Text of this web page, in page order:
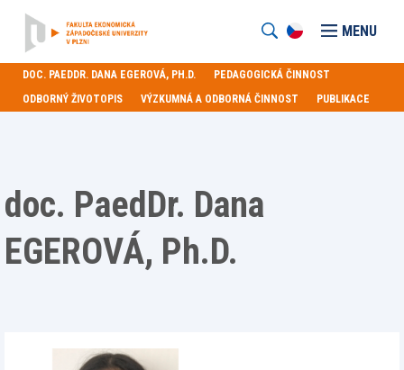
MENU
DOC. PAEDDR. DANA EGEROVÁ, PH.D.
PEDAGOGICKÁ ČINNOST
ODBORNÝ ŽIVOTOPIS
VÝZKUMNÁ A ODBORNÁ ČINNOST PUBLIKACE
doc. PaedDr. Dana
EGEROVÁ, Ph.D.